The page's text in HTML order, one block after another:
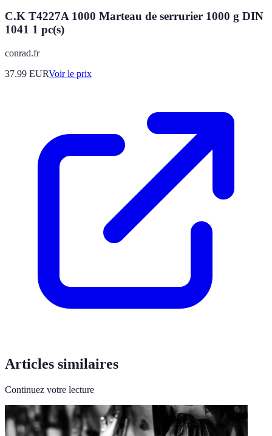
C.K T4227A 1000 Marteau de serrurier 1000 g DIN
1041 1 pc(s)
conrad.fr
37.99 EURVoir le prix
Articles similaires
Continuez votre lecture